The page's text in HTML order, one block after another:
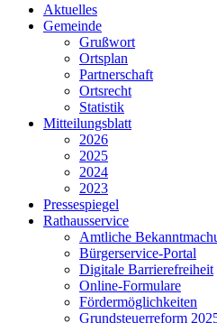
Aktuelles
Gemeinde
Grußwort
Ortsplan
Partnerschaft
Ortsrecht
Statistik
Mitteilungsblatt
2026
2025
2024
2023
Pressespiegel
Rathausservice
Amtliche
Bürgerservice-Portal
Digitale Barrierefreiheit
Online-Formulare
Fördermöglichkeiten
Grundsteuerreform